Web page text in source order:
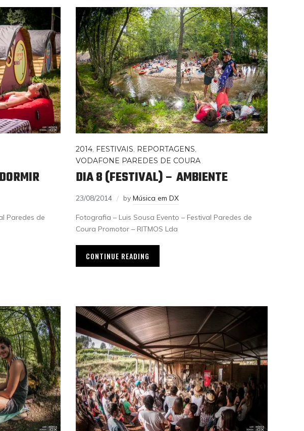
Paredes de
2014, FESTIVAIS, REPORTAGENS,
VODAFONE PAREDES DE COURA
DIA 8 (FESTIVAL) – AMBIENTE
23/08/2014 by Música em DX
Fotografia – Luis Sousa Evento – Festival Paredes de
Coura Promotor – RITMOS Lda
CONTINUE READING